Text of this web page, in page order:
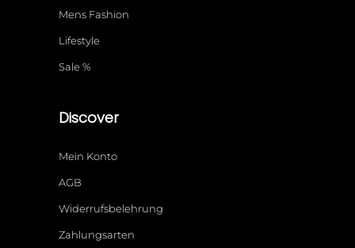
Mens Fashion
Lifestyle
Sale %
Discover
Mein Konto
AGB
Widerrufsbelehrung
Zahlungsarten